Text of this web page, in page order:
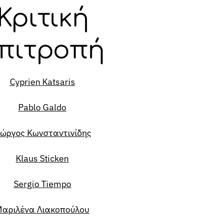
Cyprien Katsaris
Pablo Galdo
Κωνσταντινίδης
Klaus Sticken
Sergio Tiempo
Λιακοπούλου